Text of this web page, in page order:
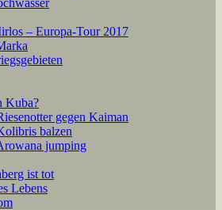
– Europa-Tour 2017
Kuba?
gegen Kaiman
balzen
jumping
ist tot
Lebens